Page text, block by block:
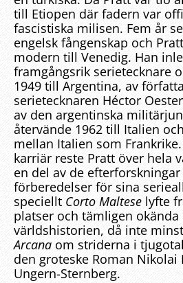
till Etiopen där fadern var
fascistiska milisen. Fem år
engelsk fångenskap och
modern till Venedig. Han
framgångsrik serietecknare
1949 till Argentina, av
serietecknaren Héctor
av den argentinska
återvände 1962 till Italien
mellan Italien som
karriär reste Pratt över hela
en del av de
förberedelser för sina
speciellt Corto Maltese lyfte
platser och tämligen okända
världshistorien, då inte minst
Arcana om striderna i
den groteske Roman
Ungern-Sternberg.